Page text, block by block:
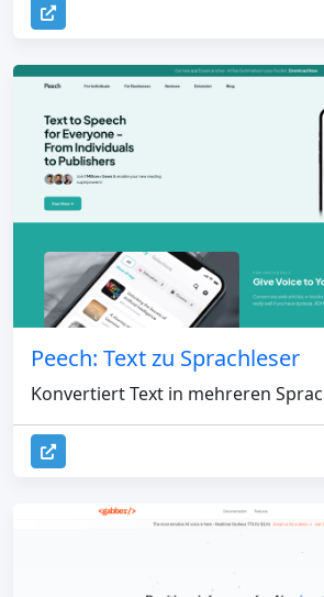
Peech: Text zu Sprachleser
Konvertiert Text in mehreren